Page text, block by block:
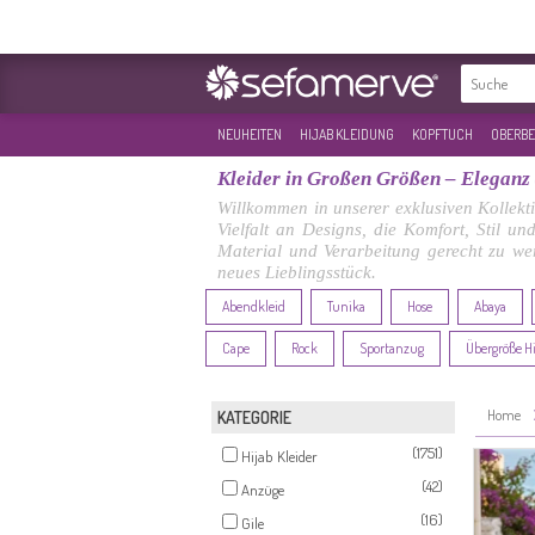
NEUHEITEN HIJAB KLEIDUNG KOPFTUCH
Kleider in Großen Größen –
Willkommen in unserer exklusiven
Vielfalt an Designs, die Komfort, Stil
Material und Verarbeitung gerecht zu
neues Lieblingsstück.
Abendkleid Tunika Hose Abaya
Cape Rock Sportanzug Übergröße
KATEGORIE
Hijab Kleider
(1751)
Anzüge
(42)
Gile
(16)
Home